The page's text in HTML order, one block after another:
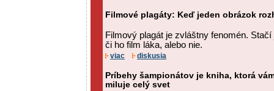
Filmové plagáty: Keď jeden obrázok
Filmový plagát je zvláštny fenomén.
či ho film láka, alebo nie.
viac diskusia
Príbehy šampionátov je kniha, ktorá
miluje celý svet